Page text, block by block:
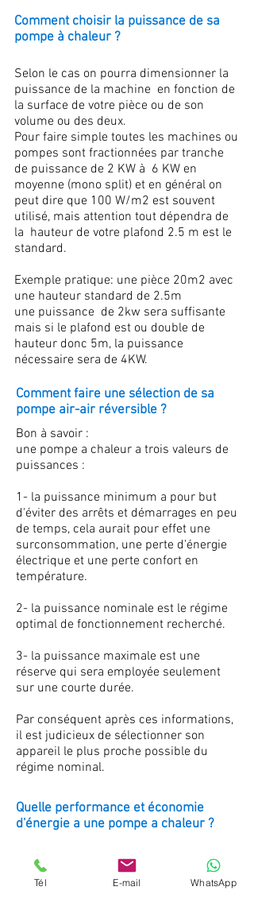
Comment choisir la puissance de sa
pompe à chaleur ?
Selon le cas on pourra dimensionner la
puissance de la machine en fonction de
la surface de votre pièce ou de son
volume ou des deux.
Pour faire simple toutes les machines ou
pompes sont fractionnées par tranche
de puissance de 2 KW à 6 KW en
moyenne (mono split) et en général on
peut dire que 100 W/m2 est souvent
utilisé, mais attention tout dépendra de
la hauteur de votre plafond 2.5 m est le
standard.
Exemple pratique: une pièce 20m2 avec
une hauteur standard de 2.5m
une puissance de 2kw sera suffisante
mais si le plafond est ou double de
hauteur donc 5m, la puissance
nécessaire sera de 4KW.
Comment faire une sélection de sa
pompe air-air réversible ?
Bon à savoir :
une pompe a chaleur a trois valeurs de
puissances :
1- la puissance minimum a pour but
d'éviter des arrêts et démarrages en peu
de temps, cela aurait pour effet une
surconsommation, une perte d'énergie
électrique et une perte confort en
température.
2- la puissance nominale est le régime
optimal de fonctionnement recherché.
3- la puissance maximale est une
réserve qui sera employée seulement
sur une courte durée.
Par conséquent après ces informations,
il est judicieux de sélectionner son
appareil le plus proche possible du
régime nominal.
Quelle performance et économie
d'énergie a une pompe a chaleur ?
la consommation électrique est faite
par la différence d'énergie consommée
Tél E-mail WhatsApp